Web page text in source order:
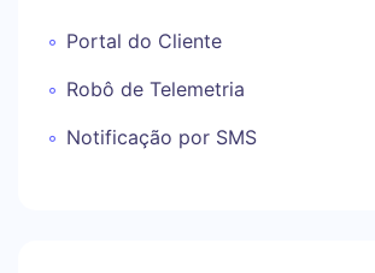
Portal do Cliente
Robô de Telemetria
Notificação por SMS